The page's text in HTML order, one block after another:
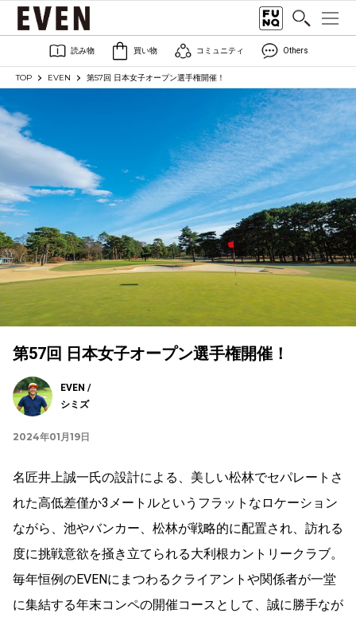
読み物 買い物 コミュニティ Others
TOP EVEN 第57回 日本女子オープン選手権開催！
第57回 日本女子オープン選手権開催！
EVEN /
シミズ
2024年01月19日
名匠井上誠一氏の設計による、美しい松林でセパレートさ
れた高低差僅か3メートルというフラットなロケーション
ながら、池やバンカー、松林が戦略的に配置され、訪れる
度に挑戦意欲を掻き立てられる大利根カントリークラブ。
毎年恒例のEVENにまつわるクライアントや関係者が一堂
に集結する年末コンペの開催コースとして、誠に勝手なが